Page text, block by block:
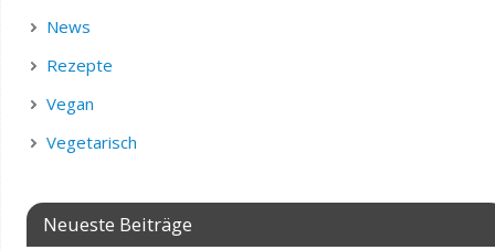
News
Rezepte
Vegan
Vegetarisch
Neueste Beiträge